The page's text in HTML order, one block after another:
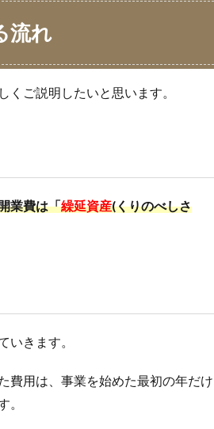
流れ
ご説明したいと思います。
業費は「繰延資産(くりのべしさ
いきます。
費用は、事業を始めた最初の年だけ
。